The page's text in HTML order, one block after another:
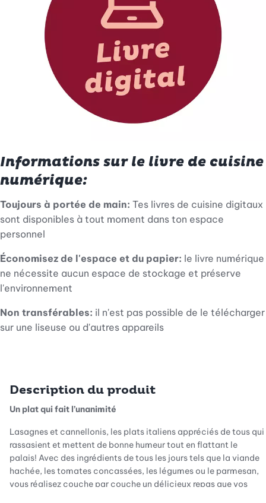
Informations sur le livre de cuisine
numérique:
Toujours à portée de main: Tes livres de cuisine digitaux
sont disponibles à tout moment dans ton espace
personnel
Économisez de l'espace et du papier: le livre numérique
ne nécessite aucun espace de stockage et préserve
l'environnement
Non transférables: il n'est pas possible de le télécharger
sur une liseuse ou d'autres appareils
Description du produit
Un plat qui fait l’unanimité
Lasagnes et cannellonis, les plats italiens appréciés de tous qui
rassasient et mettent de bonne humeur tout en flattant le
palais! Avec des ingrédients de tous les jours tels que la viande
hachée, les tomates concassées, les légumes ou le parmesan,
vous réalisez couche par couche un délicieux repas que vos